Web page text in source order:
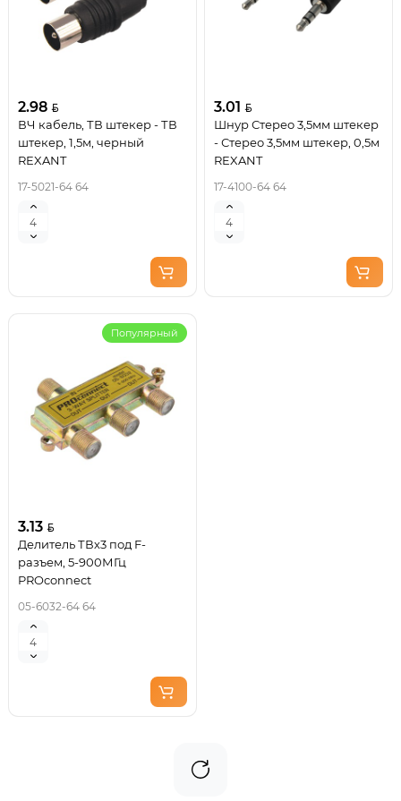
2.98
ВЧ кабель, ТВ штекер - ТВ
штекер, 1,5м, черный
REXANT
17-5021-64 64
3.01
Шнур Стерео 3,5мм штекер
- Стерео 3,5мм штекер, 0,5м
REXANT
17-4100-64 64
Популярный
3.13
Делитель ТВх3 под F-
разъем, 5-900МГц
PROconnect
05-6032-64 64